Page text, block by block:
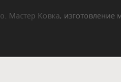
Мастер Ковка, изготовление